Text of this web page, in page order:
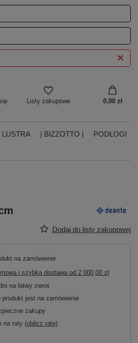
Listy zakupowe 0,00 zł
LUSTRA | BIZZOTTO |
PODŁOGI
Dodaj do listy zakupowej
na zamówienie
i szybka dostawa od 2 000,00 zł
na łatwy zwrot
produkt jest na zamówienie
zakupy
na raty (oblicz ratę)